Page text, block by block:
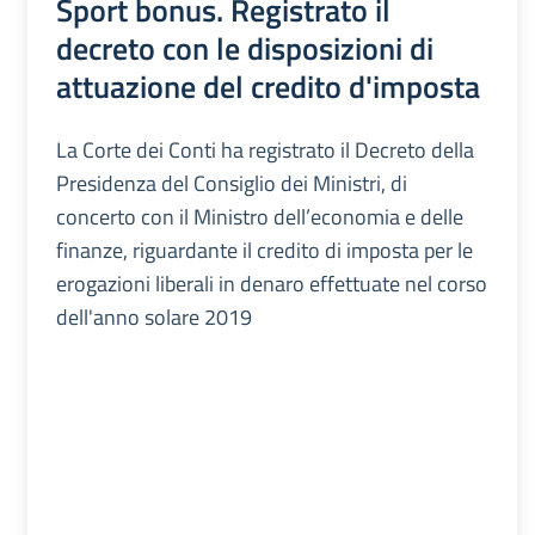
Sport bonus. Registrato il
decreto con le disposizioni di
attuazione del credito d'imposta
La Corte dei Conti ha registrato il Decreto della
Presidenza del Consiglio dei Ministri, di
concerto con il Ministro dell’economia e delle
finanze, riguardante il credito di imposta per le
erogazioni liberali in denaro effettuate nel corso
dell'anno solare 2019